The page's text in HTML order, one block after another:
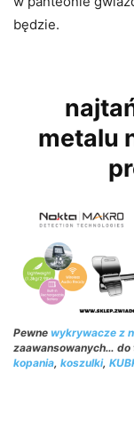
będzie.
metalu
Pewne wykrywacze z
zaawansowanych… do
kopania, koszulki,